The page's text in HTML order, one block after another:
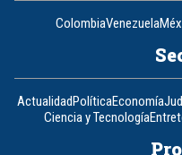
ColombiaVenezuela
ActualidadPolíticaEconomía
Ciencia y Tecnología